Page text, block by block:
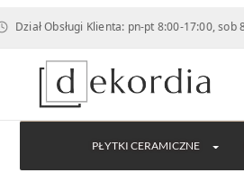
Klienta: pn-pt 8:00-17:00, sob 8:00-14:00
PŁYTKI CERAMICZNE